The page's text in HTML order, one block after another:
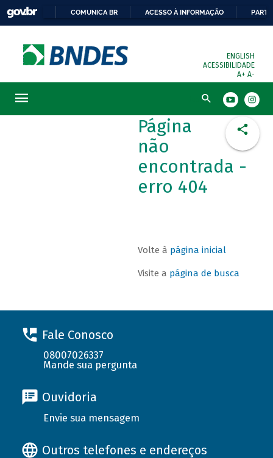
COMUNICA BR ACESSO À INFORMAÇÃO
ENGLISH
ACESSIBILIDADE
A+ A-
Busca
Página
não
encontrada -
erro 404
Volte à página inicial
Visite a página de busca
Fale Conosco
08007026337
Mande sua pergunta
Ouvidoria
Envie sua mensagem
Outros telefones e endereços